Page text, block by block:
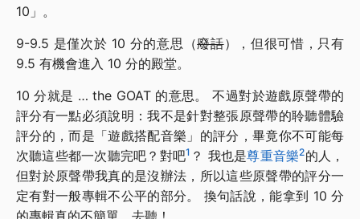
10」。
9-9.5 是僅次於 10 分的意思（廢話），但很可惜，只有
9.5 有機會進入 10 分的殿堂。
10 分就是 … the GOAT 的意思。 不過對於遊戲原聲帶的
評分有一點必須說明：我不是針對整張原聲帶的聆聽體驗
評分的，而是「遊戲搭配音樂」的評分，畢竟你不可能每
次聽這些都一次聽完吧？對吧1 ？ 我也是尊重音樂2的人，
但對於原聲帶我真的是沒辦法，所以這些原聲帶的評分一
定有對一般專輯不公平的部分。 換句話說，能拿到 10 分
的專輯真的不簡單，去聽！